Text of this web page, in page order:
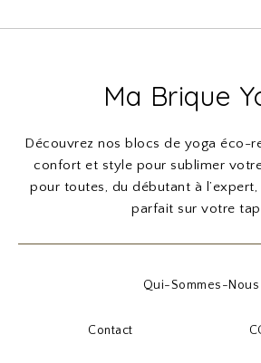
Ma Brique
Découvrez nos blocs de yoga éco-
confort et style pour sublimer
pour toutes, du débutant à
parfait sur votre
Qui-Sommes-Nous
Contact